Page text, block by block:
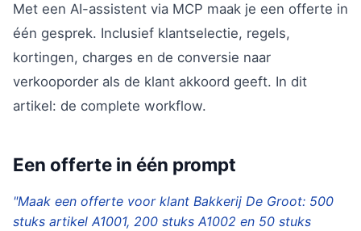
Met een AI-assistent via MCP maak je een offerte in
één gesprek. Inclusief klantselectie, regels,
kortingen, charges en de conversie naar
verkooporder als de klant akkoord geeft. In dit
artikel: de complete workflow.
Een offerte in één prompt
"Maak een offerte voor klant Bakkerij De Groot: 500
stuks artikel A1001, 200 stuks A1002 en 50 stuks